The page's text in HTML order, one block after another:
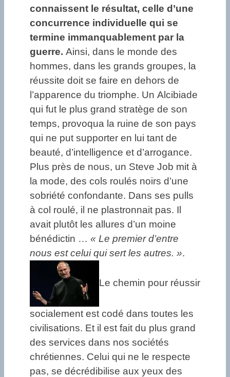
connaissent le résultat, celle d’une
concurrence individuelle qui se
termine immanquablement par la
guerre. Ainsi, dans le monde des
hommes, dans les grands groupes, la
réussite doit se faire en dehors de
l’apparence du triomphe. Un Alcibiade
qui fut le plus grand stratège de son
temps, provoqua la ruine de son pays
qui ne put supporter en lui tant de
beauté, d’intelligence et d’arrogance.
Plus près de nous, un Steve Job mit à
la mode, des cols roulés noirs d’une
sobriété confondante. Dans ses pulls
à col roulé, il ne plastronnait pas. Il
avait plutôt les allures d’un moine
bénédictin … « Le premier d’entre
nous est celui qui sert les autres. ».
Le chemin pour réussir
socialement est codé dans toutes les
civilisations. Et il est fait du plus grand
des services dans nos sociétés
chrétiennes. Celui qui ne le respecte
pas, se décrédibilise aux yeux des